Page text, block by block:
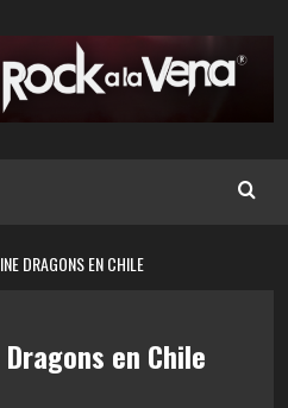
DRAGONS EN CHILE
Dragons en Chile